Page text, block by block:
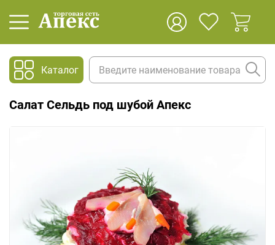
Каталог
Салат Сельдь под шубой Апекс